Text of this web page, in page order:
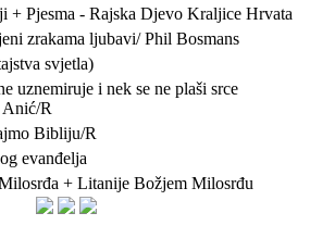
+ Pjesma - Rajska Djevo Kraljice Hrvata
zrakama ljubavi/ Phil Bosmans
svjetla)
uznemiruje i nek se ne plaši srce
Anić/R
Bibliju/R
evanđelja
+ Litanije Božjem Milosrđu